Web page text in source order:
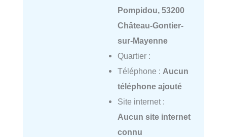
Pompidou, 53200
Château-Gontier-
sur-Mayenne
Quartier :
Téléphone : Aucun
téléphone ajouté
Site internet :
Aucun site internet
connu